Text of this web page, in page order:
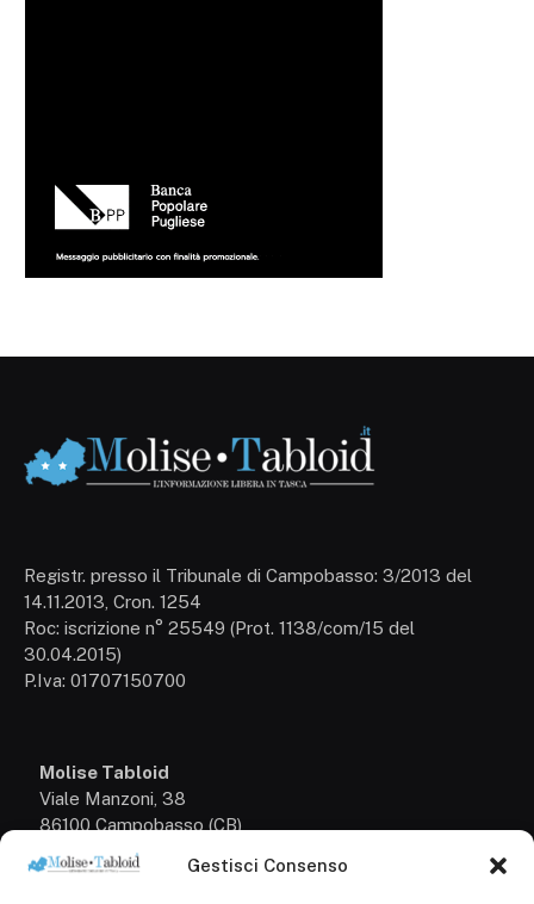
Gestisci Consenso
Registr. presso il Tribunale di Campobasso: 3/2013 del
14.11.2013, Cron. 1254
Roc: iscrizione n° 25549 (Prot. 1138/com/15 del
30.04.2015)
P.Iva: 01707150700
Molise Tabloid
Viale Manzoni, 38
86100 Campobasso (CB)
+39 3333169466